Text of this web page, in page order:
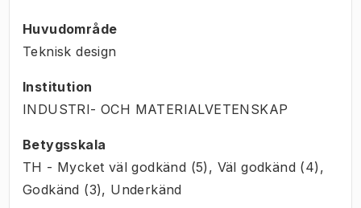
Huvudområde
Teknisk design
Institution
INDUSTRI- OCH MATERIALVETENSKAP
Betygsskala
TH - Mycket väl godkänd (5), Väl godkänd (4),
Godkänd (3), Underkänd